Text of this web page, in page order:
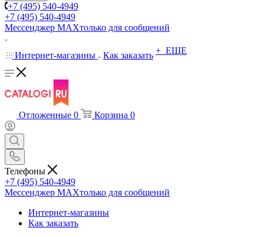
+7 (495) 540-4949
+7 (495) 540-4949
Мессенджер МАХтолько для сообщений
Интернет-магазины Как заказать + ЕЩЕ
Отложенные 0 Корзина 0
Телефоны
+7 (495) 540-4949
Мессенджер МАХтолько для сообщений
Интернет-магазины
Как заказать